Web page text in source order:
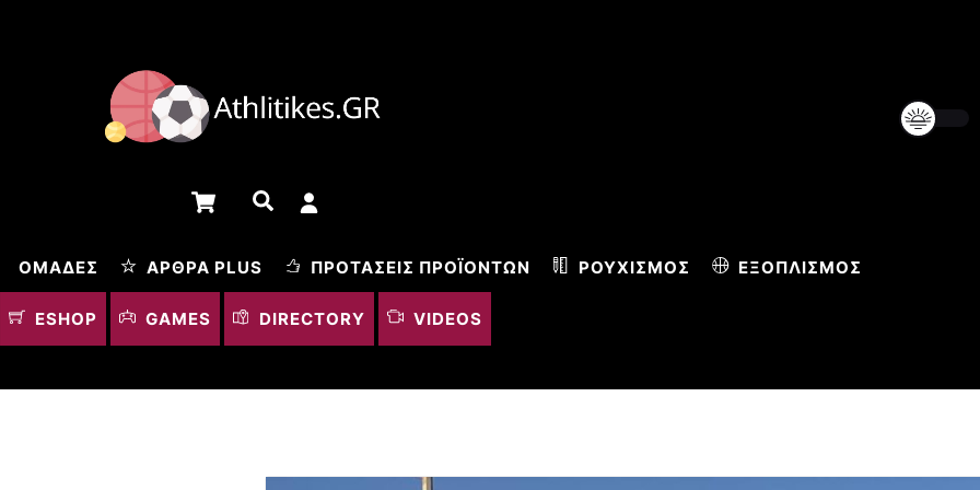
Cart Αναζήτηση
ΟΜΆΔΕΣ ΆΡΘΡΑ PLUS ΠΡΟΤΆΣΕΙΣ ΠΡΟΪΌΝΤΩΝ ΡΟΥΧΙΣΜΌΣ ΕΞΟΠΛΙΣΜΌΣ
ESHOP GAMES DIRECTORY VIDEOS